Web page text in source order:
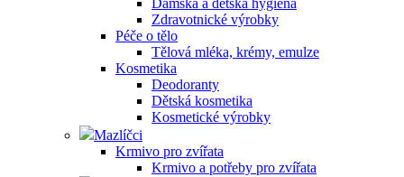
Dámská a dětská hygiena
Zdravotnické výrobky
Péče o tělo
Tělová mléka, krémy, emulze
Kosmetika
Deodoranty
Dětská kosmetika
Kosmetické výrobky
Mazlíčci
Krmivo pro zvířata
Krmivo a potřeby pro zvířata